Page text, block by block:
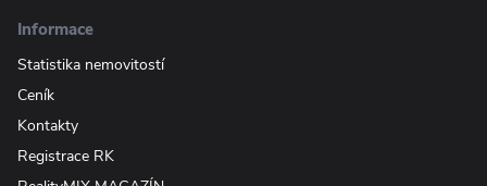
Informace
Statistika nemovitostí
Ceník
Kontakty
Registrace RK